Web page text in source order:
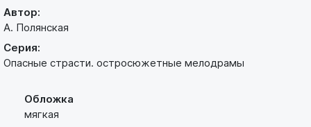
Автор:
А. Полянская
Серия:
Опасные страсти. остросюжетные мелодрамы
Обложка
мягкая